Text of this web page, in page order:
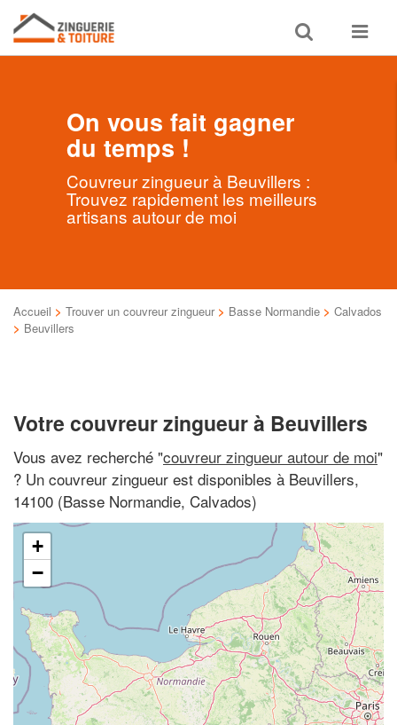
Toggle
search
Toggle
On vous fait gagner
du temps !
Couvreur zingueur à Beuvillers :
Trouvez rapidement les meilleurs
artisans autour de moi
Accueil > Trouver un couvreur zingueur > Basse Normandie > Calvados
> Beuvillers
Votre couvreur zingueur à Beuvillers
Vous avez recherché "couvreur zingueur autour de moi"
? Un couvreur zingueur est disponibles à Beuvillers,
14100 (Basse Normandie, Calvados)
+
−